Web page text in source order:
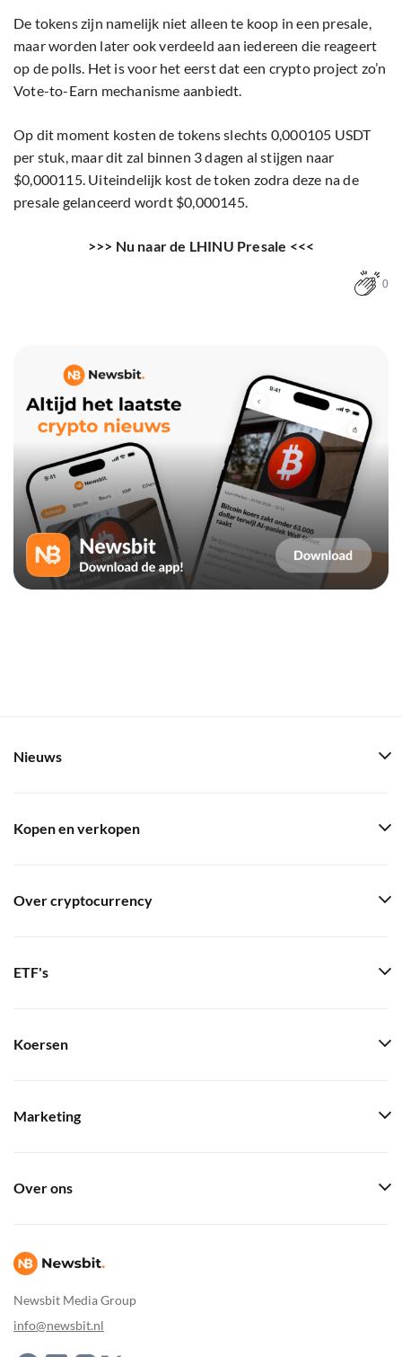
De tokens zijn namelijk niet alleen te koop in een presale,
maar worden later ook verdeeld aan iedereen die reageert
op de polls. Het is voor het eerst dat een crypto project zo’n
Vote-to-Earn mechanisme aanbiedt.
Op dit moment kosten de tokens slechts 0,000105 USDT
per stuk, maar dit zal binnen 3 dagen al stijgen naar
$0,000115. Uiteindelijk kost de token zodra deze na de
presale gelanceerd wordt $0,000145.
>>> Nu naar de LHINU Presale <<<
0
Newsbit Media Group
info@newsbit.nl
Nieuws
Kopen en verkopen
Over cryptocurrency
ETF's
Koersen
Marketing
Over ons